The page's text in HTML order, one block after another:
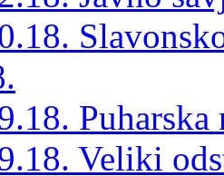
Puharska
Veliki